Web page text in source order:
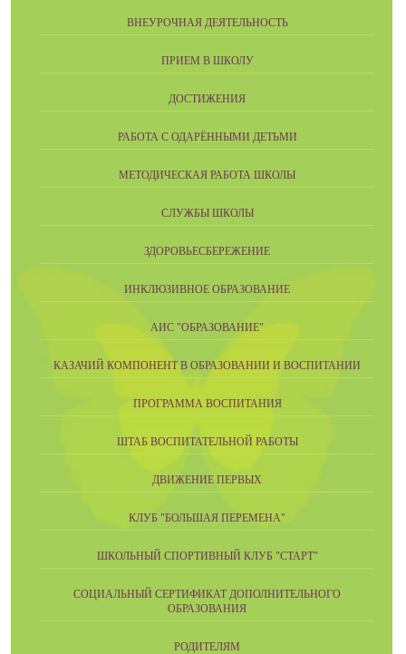
ВНЕУРОЧНАЯ ДЕЯТЕЛЬНОСТЬ
ПРИЕМ В ШКОЛУ
ДОСТИЖЕНИЯ
РАБОТА С ОДАРЁННЫМИ ДЕТЬМИ
МЕТОДИЧЕСКАЯ РАБОТА ШКОЛЫ
СЛУЖБЫ ШКОЛЫ
ЗДОРОВЬЕСБЕРЕЖЕНИЕ
ИНКЛЮЗИВНОЕ ОБРАЗОВАНИЕ
АИС "ОБРАЗОВАНИЕ"
КАЗАЧИЙ КОМПОНЕНТ В ОБРАЗОВАНИИ И ВОСПИТАНИИ
ПРОГРАММА ВОСПИТАНИЯ
ШТАБ ВОСПИТАТЕЛЬНОЙ РАБОТЫ
ДВИЖЕНИЕ ПЕРВЫХ
КЛУБ "БОЛЬШАЯ ПЕРЕМЕНА"
ШКОЛЬНЫЙ СПОРТИВНЫЙ КЛУБ "СТАРТ"
СОЦИАЛЬНЫЙ СЕРТИФИКАТ ДОПОЛНИТЕЛЬНОГО
ОБРАЗОВАНИЯ
РОДИТЕЛЯМ